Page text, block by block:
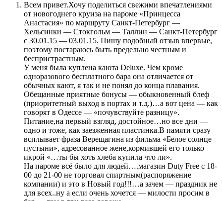
Всем привет.Хочу поделиться свежими впечатлениями
от новогоднего круиза на пароме «Принцесса
Анастасия» по маршруту Санкт-Петербург —
Хельсинки — Стокгольм — Таллин — Санкт-Петербург
с 30.01.15 — 03.01.15. Пишу подобный отзыв впервые,
поэтому постараюсь быть предельно честным и
беспристрастным.
У меня была куплена каюта Deluxe. Чем кроме
одноразового бесплатного бара она отличается от
обычных кают, я так и не понял до конца плавания.
Обещанные приятные бонусы — обыкновенный блеф
(приоритетный выход в портах и т.д.)…а вот цена — как
говорят в Одессе — «почувствуйте разницу».
Питание,на первый взгляд, достойное…но все дни —
одно и тоже, как заезженная пластинка.В памяти сразу
всплывает фраза Верещагина из фильма «Белое солнце
пустыни», адресованное жене,кормившей его только
икрой «…ты бы хоть хлеба купила что ли».
На пароме всё было для людей….магазин Duty Free с 18-
00 до 21-00 не торговал спиртным(распоряжение
компании) и это в Новый год!!!…а зачем — праздник не
для всех..ну а если очень хочется — милости просим в